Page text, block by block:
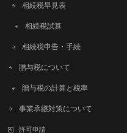
相続税早見表
相続税試算
相続税申告・手続
贈与税について
贈与税の計算と税率
事業承継対策について
許可申請